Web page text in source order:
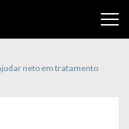
neto em tratamento